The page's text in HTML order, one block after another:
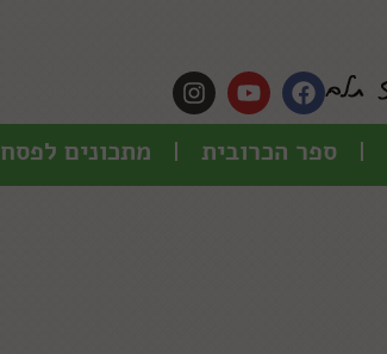
ספר הכרובית מתכונים לפסח